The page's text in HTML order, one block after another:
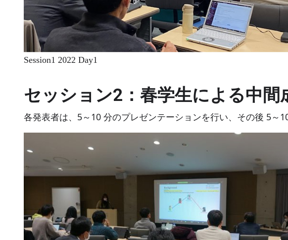
Session1 2022 Day1
セッション2：春学生による中
各発表者は、5～10 分のプレゼンテーションを行い、その後 5～